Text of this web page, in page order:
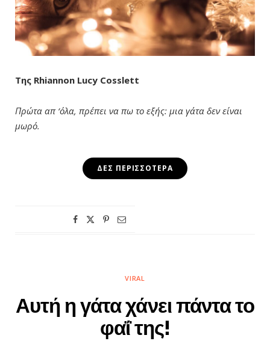
Της Rhiannon Lucy Cosslett
Πρώτα απ ‘όλα, πρέπει να πω το εξής: μια γάτα δεν είναι
μωρό.
ΔΕΣ ΠΕΡΙΣΣΌΤΕΡΑ
VIRAL
Αυτή η γάτα χάνει πάντα το
φαΐ της!